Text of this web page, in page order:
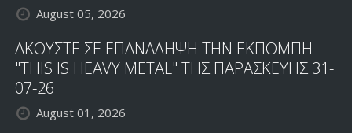
August 05, 2026
ΑΚΟΥΣΤΕ ΣΕ ΕΠΑΝΑΛΗΨΗ ΤΗΝ ΕΚΠΟΜΠΗ
"THIS IS HEAVY METAL" ΤΗΣ ΠΑΡΑΣΚΕΥΗΣ 31-
07-26
August 01, 2026